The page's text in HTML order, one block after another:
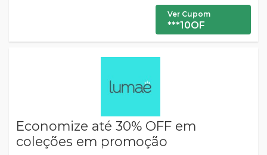
Ver Cupom
***10OF
Economize até 30% OFF em
coleções em promoção